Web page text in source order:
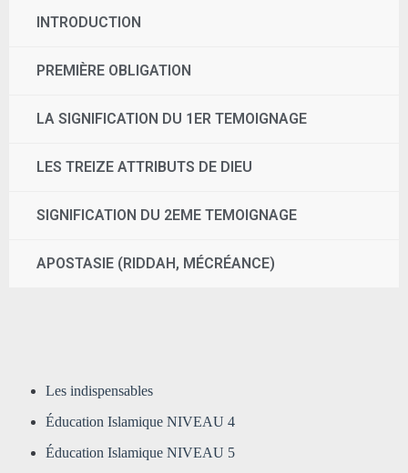
INTRODUCTION
PREMIÈRE OBLIGATION
LA SIGNIFICATION DU 1ER TEMOIGNAGE
LES TREIZE ATTRIBUTS DE DIEU
SIGNIFICATION DU 2EME TEMOIGNAGE
APOSTASIE (RIDDAH, MÉCRÉANCE)
Les indispensables
Éducation Islamique NIVEAU 4
Éducation Islamique NIVEAU 5